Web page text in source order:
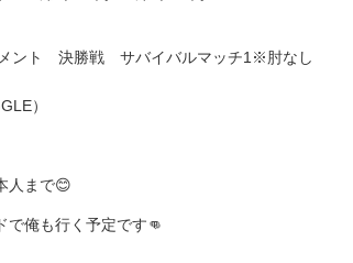
ント 決勝戦 サバイバルマッチ1※肘なし
）
人まで😊
で俺も行く予定です👊